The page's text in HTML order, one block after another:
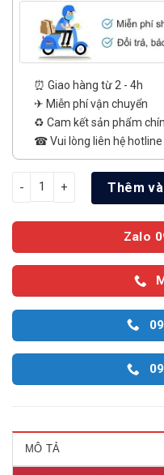
⏰ Giao hàng từ 2 - 4h
✈ Miễn phí vận chuyển
♻️ Cam kết sản phẩm
☎ Vui lòng liên hệ
Google Tivi Sony 4K 43
Thêm
Zalo
MÔ TẢ